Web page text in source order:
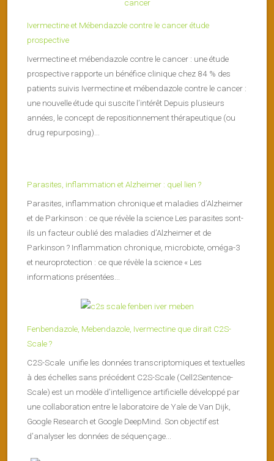
Ivermectine et Mébendazole contre le cancer étude
prospective
Ivermectine et mébendazole contre le cancer : une étude
prospective rapporte un bénéfice clinique chez 84 % des
patients suivis Ivermectine et mébendazole contre le cancer :
une nouvelle étude qui suscite l’intérêt Depuis plusieurs
années, le concept de repositionnement thérapeutique (ou
drug repurposing)...
Parasites, inflammation et Alzheimer : quel lien ?
Parasites, inflammation chronique et maladies d’Alzheimer
et de Parkinson : ce que révèle la science Les parasites sont-
ils un facteur oublié des maladies d’Alzheimer et de
Parkinson ? Inflammation chronique, microbiote, oméga-3
et neuroprotection : ce que révèle la science « Les
informations présentées...
Fenbendazole, Mebendazole, Ivermectine que dirait C2S-
Scale ?
C2S-Scale unifie les données transcriptomiques et textuelles
à des échelles sans précédent C2S-Scale (Cell2Sentence-
Scale) est un modèle d’intelligence artificielle développé par
une collaboration entre le laboratoire de Yale de Van Dijk,
Google Research et Google DeepMind. Son objectif est
d’analyser les données de séquençage...